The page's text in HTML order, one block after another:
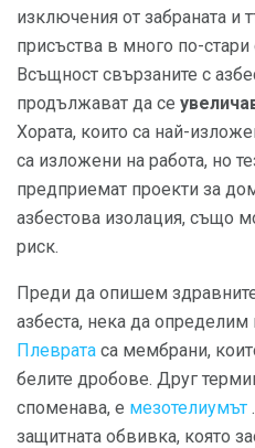
изключения от забраната и
присъства в много по-
Всъщност свързаните с
продължават да се
Хората, които са най-
са изложени на работа, но
предприемат проекти за
азбестова изолация, също
риск.
Преди да опишем
азбеста, нека да определим
Плеврата са мембрани,
белите дробове. Друг
споменава, е мезотелиумът
защитната обвивка, която